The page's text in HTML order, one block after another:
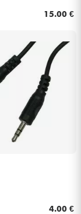
15.00 €
4.00 €